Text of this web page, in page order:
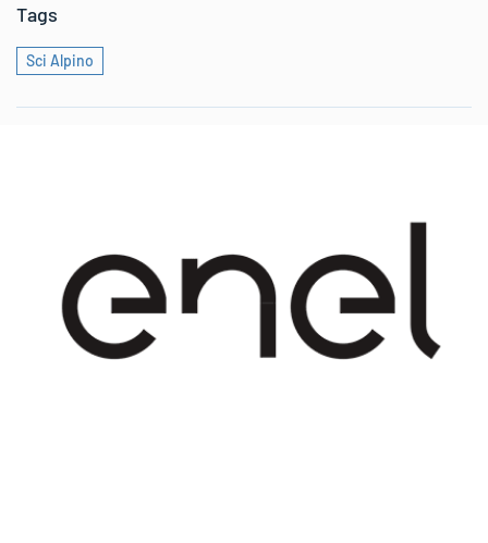
Tags
Sci Alpino